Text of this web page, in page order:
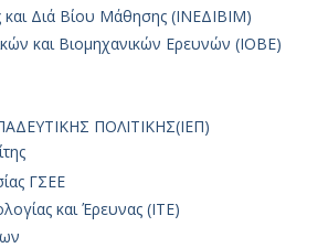
και Διά Βίου Μάθησης (ΙΝΕΔΙΒΙΜ)
και Βιομηχανικών Ερευνών (ΙΟΒΕ)
ΠΟΛΙΤΙΚΗΣ(ΙΕΠ)
ΓΣΕΕ
και Έρευνας (ΙΤΕ)